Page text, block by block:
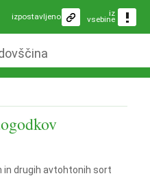
iz
vsebine
izpostavljeno
in drugih avtohtonih sort